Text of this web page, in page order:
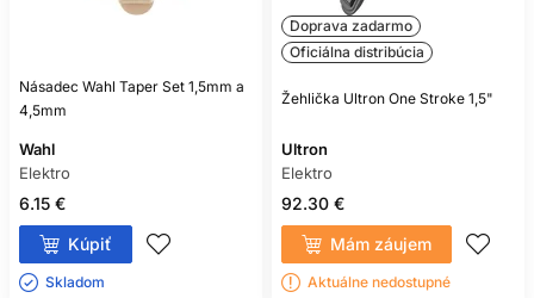
Násadec Wahl Taper Set 1,5mm a
4,5mm
Wahl
Elektro
6.15 €
Kúpiť
Skladom ㅤ
Doprava zadarmo
Oficiálna distribúcia
Žehlička Ultron One Stroke 1,5"
Ultron
Elektro
92.30 €
Mám záujem
Aktuálne nedostupné